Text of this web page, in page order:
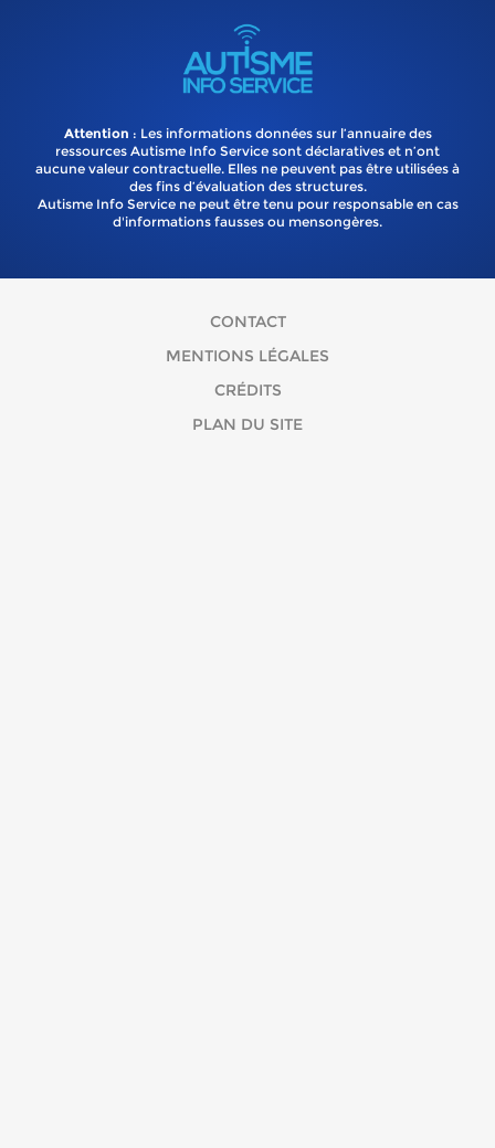
Attention : Les informations données sur l’annuaire des
ressources Autisme Info Service sont déclaratives et n’ont
aucune valeur contractuelle. Elles ne peuvent pas être utilisées à
des fins d’évaluation des structures.
Autisme Info Service ne peut être tenu pour responsable en cas
d'informations fausses ou mensongères.
CONTACT
MENTIONS LÉGALES
CRÉDITS
PLAN DU SITE